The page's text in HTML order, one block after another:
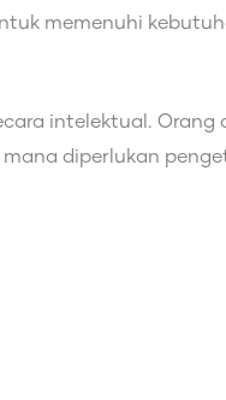
memenuhi
intelektual. Orang
diperlukan